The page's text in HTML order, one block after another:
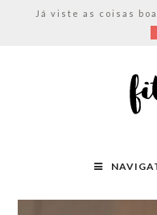
Já viste as coisas